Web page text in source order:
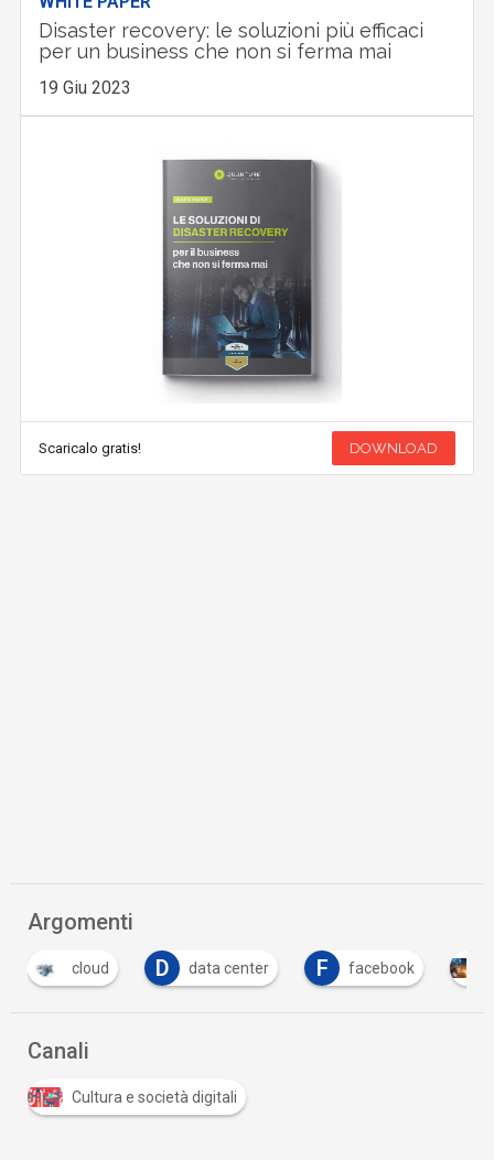
Disaster recovery: le soluzioni più efficaci
per un business che non si ferma mai
19 Giu 2023
Scaricalo gratis! DOWNLOAD
Argomenti
D
data center F facebook Libri T
Canali
Cultura e società digitali